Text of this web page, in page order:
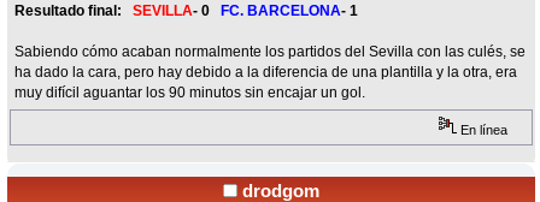
Resultado final:SEVILLA- 0FC. BARCELONA- 1
Sabiendo cómo acaban normalmente los partidos del Sevilla con las culés, se
ha dado la cara, pero hay debido a la diferencia de una plantilla y la otra, era
muy difícil aguantar los 90 minutos sin encajar un gol.
En línea
drodgom